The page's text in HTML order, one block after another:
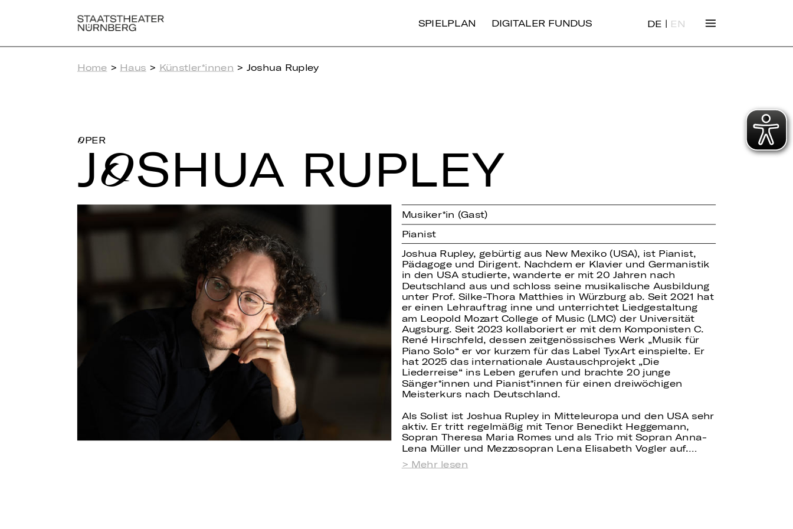
SPIELPLAN DIGITALER FUNDUS DE | EN
Home > Haus > Künstler*innen > Joshua Rupley
OPER
JOSHUA RUPLEY
Musiker*in (Gast)
Pianist
Joshua Rupley, gebürtig aus New Mexiko (USA), ist Pianist,
Pädagoge und Dirigent. Nachdem er Klavier und Germanistik
in den USA studierte, wanderte er mit 20 Jahren nach
Deutschland aus und schloss seine musikalische Ausbildung
unter Prof. Silke-Thora Matthies in Würzburg ab. Seit 2021 hat
er einen Lehrauftrag inne und unterrichtet Liedgestaltung
am Leopold Mozart College of Music (LMC) der Universität
Augsburg. Seit 2023 kollaboriert er mit dem Komponisten C.
René Hirschfeld, dessen zeitgenössisches Werk „Musik für
Piano Solo“ er vor kurzem für das Label TyxArt einspielte. Er
hat 2025 das internationale Austauschprojekt „Die
Liederreise“ ins Leben gerufen und brachte 20 junge
Sänger innen und Pianist innen für einen dreiwöchigen
Meisterkurs nach Deutschland.
Als Solist ist Joshua Rupley in Mitteleuropa und den USA sehr
aktiv. Er tritt regelmäßig mit Tenor Benedikt Heggemann,
Sopran Theresa Maria Romes und als Trio mit Sopran Anna-
Lena Müller und Mezzosopran Lena Elisabeth Vogler auf.…
Mehr lesen